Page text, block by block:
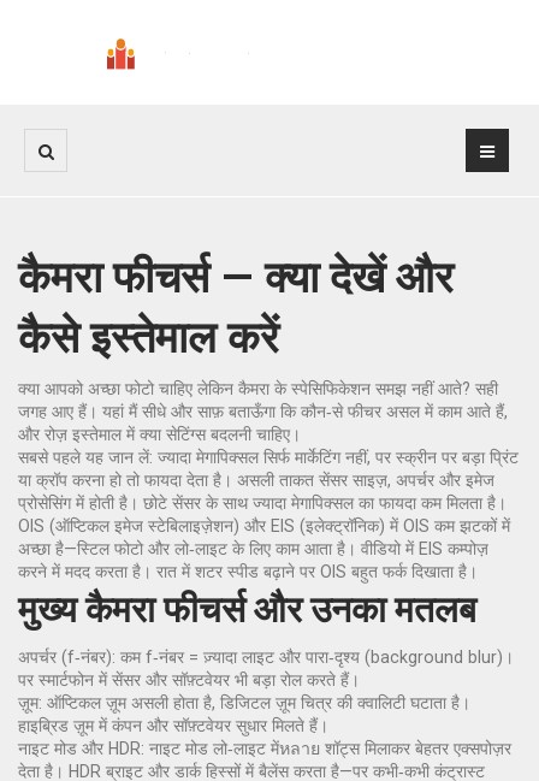
कैमरा फीचर्स — क्या देखें और
कैसे इस्तेमाल करें
क्या आपको अच्छा फोटो चाहिए लेकिन कैमरा के स्पेसिफिकेशन समझ नहीं आते? सही
जगह आए हैं। यहां मैं सीधे और साफ़ बताऊँगा कि कौन‑से फीचर असल में काम आते हैं,
और रोज़ इस्तेमाल में क्या सेटिंग्स बदलनी चाहिए।
सबसे पहले यह जान लें: ज्यादा मेगापिक्सल सिर्फ मार्केटिंग नहीं, पर स्क्रीन पर बड़ा प्रिंट
या क्रॉप करना हो तो फायदा देता है। असली ताकत सेंसर साइज़, अपर्चर और इमेज
प्रोसेसिंग में होती है। छोटे सेंसर के साथ ज्यादा मेगापिक्सल का फायदा कम मिलता है।
OIS (ऑप्टिकल इमेज स्टेबिलाइज़ेशन) और EIS (इलेक्ट्रॉनिक) में OIS कम झटकों में
अच्छा है—स्टिल फोटो और लो‑लाइट के लिए काम आता है। वीडियो में EIS कम्पोज़
करने में मदद करता है। रात में शटर स्पीड बढ़ाने पर OIS बहुत फर्क दिखाता है।
मुख्य कैमरा फीचर्स और उनका मतलब
अपर्चर (f‑नंबर): कम f‑नंबर = ज़्यादा लाइट और पारा‑दृश्य (background blur)।
पर स्मार्टफोन में सेंसर और सॉफ़्टवेयर भी बड़ा रोल करते हैं।
ज़ूम: ऑप्टिकल ज़ूम असली होता है, डिजिटल ज़ूम चित्र की क्वालिटी घटाता है।
हाइब्रिड ज़ूम में कंपन और सॉफ़्टवेयर सुधार मिलते हैं।
नाइट मोड और HDR: नाइट मोड लो‑लाइट मेंหลาย शॉट्स मिलाकर बेहतर एक्सपोज़र
देता है। HDR ब्राइट और डार्क हिस्सों में बैलेंस करता है—पर कभी‑कभी कंट्रास्ट